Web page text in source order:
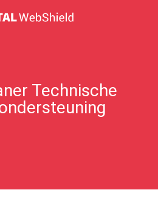
Technische